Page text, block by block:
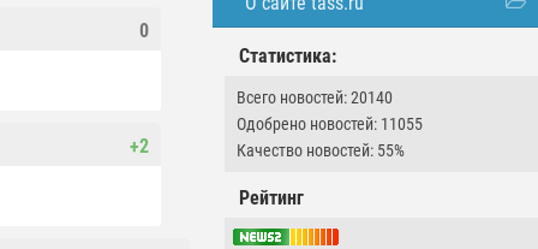
Статистика:
Всего новостей: 20140
Одобрено новостей: 11055
Качество новостей: 55%
Рейтинг
0
+2